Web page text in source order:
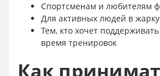
Спортсменам и любителям
Для активных людей в
Тем, кто хочет
время тренировок
Как